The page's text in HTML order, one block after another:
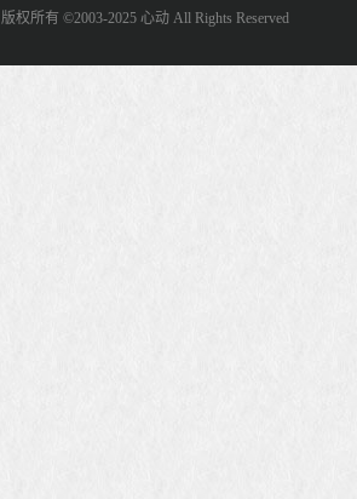
版权所有 ©2003-2025 心动 All Rights Reserved